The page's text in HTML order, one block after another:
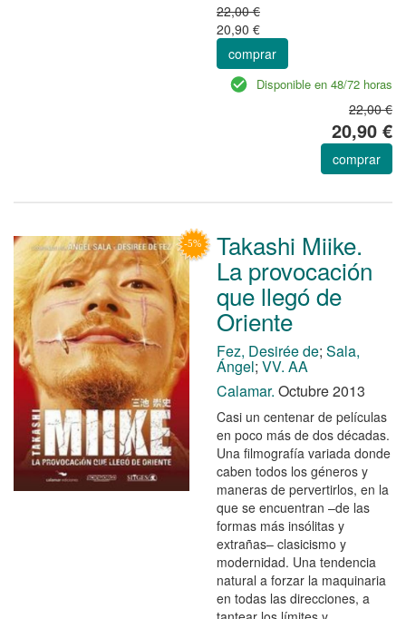
22,00 €
20,90 €
comprar
Disponible en 48/72 horas
22,00 €
20,90 €
comprar
Takashi Miike.
La provocación
que llegó de
Oriente
Fez, Desirée de; Sala,
Ángel; VV. AA
Calamar. Octubre 2013
Casi un centenar de películas
en poco más de dos décadas.
Una filmografía variada donde
caben todos los géneros y
maneras de pervertirlos, en la
que se encuentran –de las
formas más insólitas y
extrañas– clasicismo y
modernidad. Una tendencia
natural a forzar la maquinaria
en todas las direcciones, a